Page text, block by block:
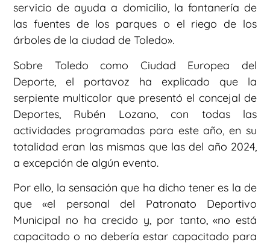
servicio de ayuda a domicilio, la fontanería de
las fuentes de los parques o el riego de los
árboles de la ciudad de Toledo».
Sobre Toledo como Ciudad Europea del
Deporte, el portavoz ha explicado que la
serpiente multicolor que presentó el concejal de
Deportes, Rubén Lozano, con todas las
actividades programadas para este año, en su
totalidad eran las mismas que las del año 2024,
a excepción de algún evento.
Por ello, la sensación que ha dicho tener es la de
que «el personal del Patronato Deportivo
Municipal no ha crecido y, por tanto, «no está
capacitado o no debería estar capacitado para